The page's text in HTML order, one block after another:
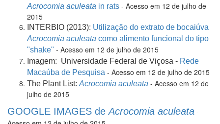
Acrocomia aculeata in rats - Acesso em 12 de julho de
2015
INTERBIO (2013): Utilização do extrato de bocaiúva
Acrocomia aculeata como alimento funcional do tipo
"shake" - Acesso em 12 de julho de 2015
Imagem: Universidade Federal de Viçosa - Rede
Macaúba de Pesquisa - Acesso em 12 de julho de 2015
The Plant List: Acrocomia aculeata - Acesso em 12 de
julho de 2015
GOOGLE IMAGES deAcrocomia aculeata -